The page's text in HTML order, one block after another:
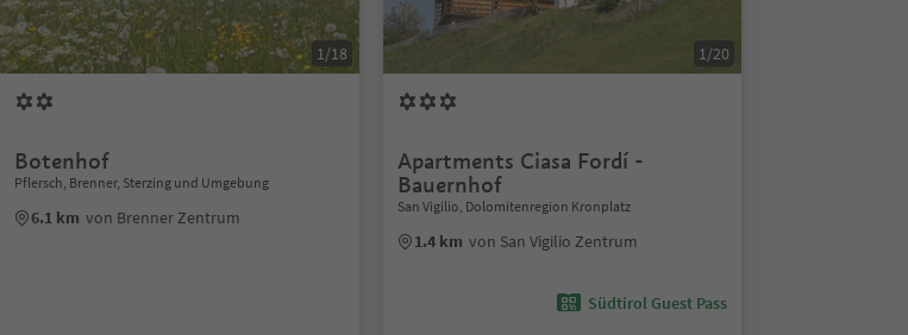
1/18
Botenhof
Pflersch, Brenner, Sterzing und Umgebung
6.1 km von Brenner Zentrum
1/20
Apartments Ciasa Fordí -
Bauernhof
San Vigilio, Dolomitenregion Kronplatz
1.4 km von San Vigilio Zentrum
Südtirol Guest Pass